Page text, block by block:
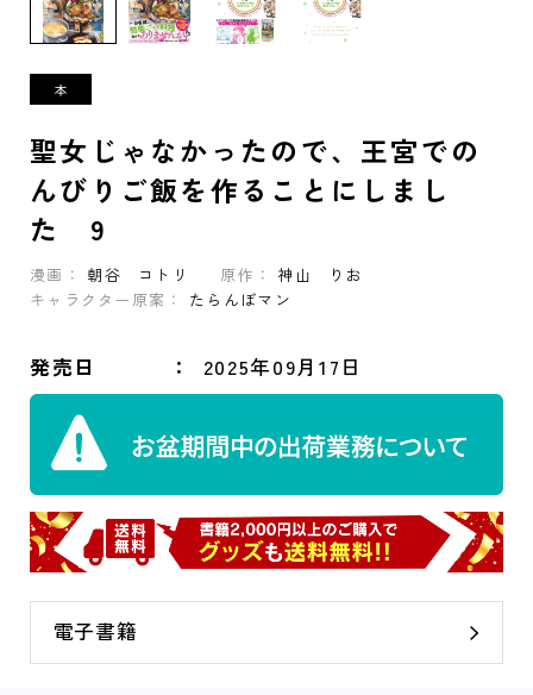
聖女じゃなかったので、王宮での
んびりご飯を作ることにしまし
た 9
漫画： 朝谷 コトリ 原作： 神山 りお
キャラクター原案：
たらんぼマン
発売日 2025年09月17日
電子書籍